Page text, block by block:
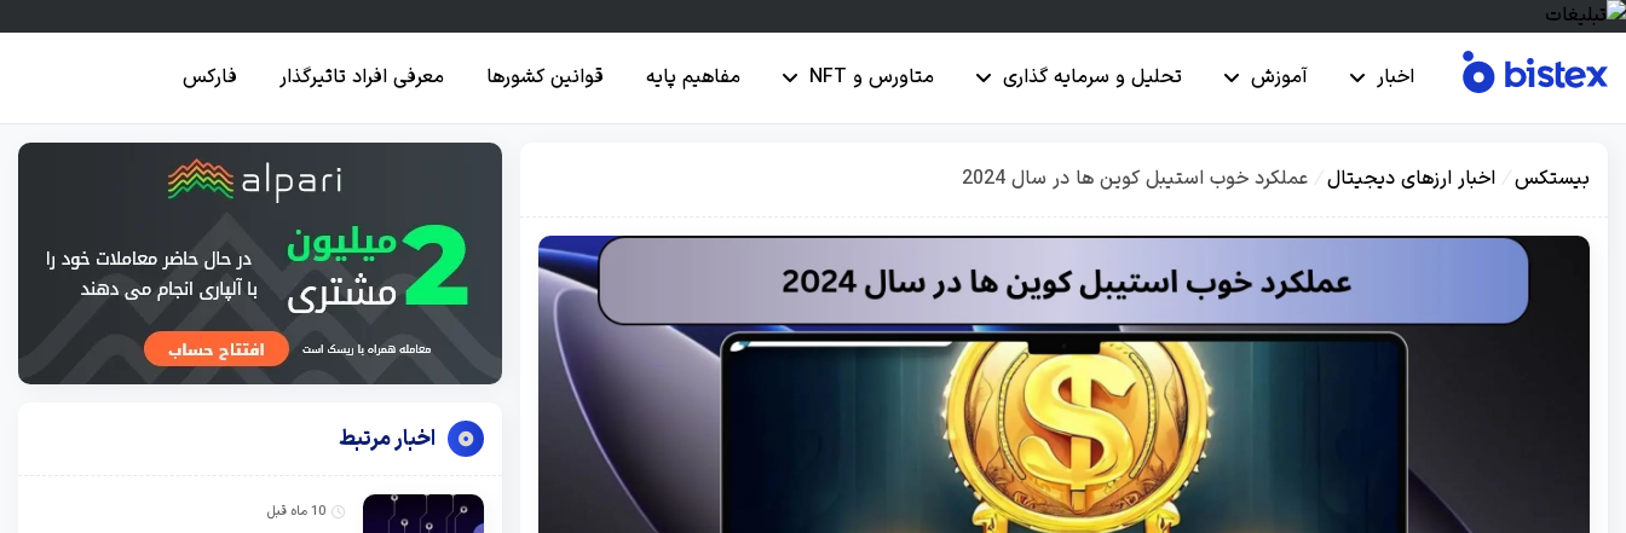
اخبار آموزش تحلیل و سرمایه گذاری متاورس و NFT مفاهیم پایه قوانین کشورها معرفی افراد تاثیرگذار فارکس
بیستکس اخبار ارزهای دیجیتال عملکرد خوب استیبل کوین ها در سال 2024
اخبار مرتبط
10 ماه قبل